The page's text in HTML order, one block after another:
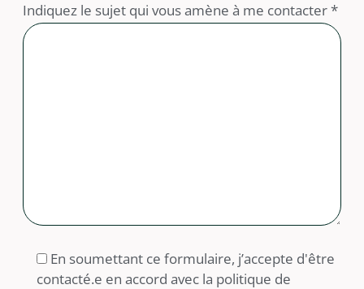
Indiquez le sujet qui vous amène à me contacter *
En soumettant ce formulaire, j’accepte d'être
contacté.e en accord avec la politique de